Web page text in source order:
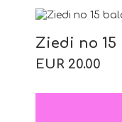
Ziedi no 15
EUR 20.00